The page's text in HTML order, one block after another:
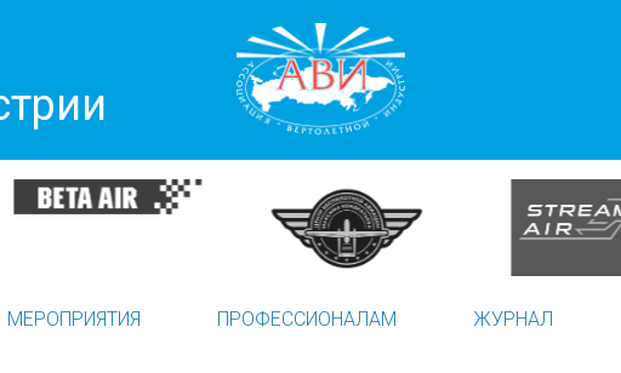
МЕРОПРИЯТИЯ ПРОФЕССИОНАЛАМ ЖУРНАЛ